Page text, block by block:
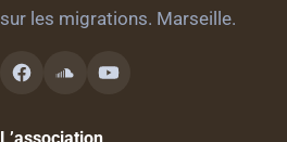
sur les migrations. Marseille.